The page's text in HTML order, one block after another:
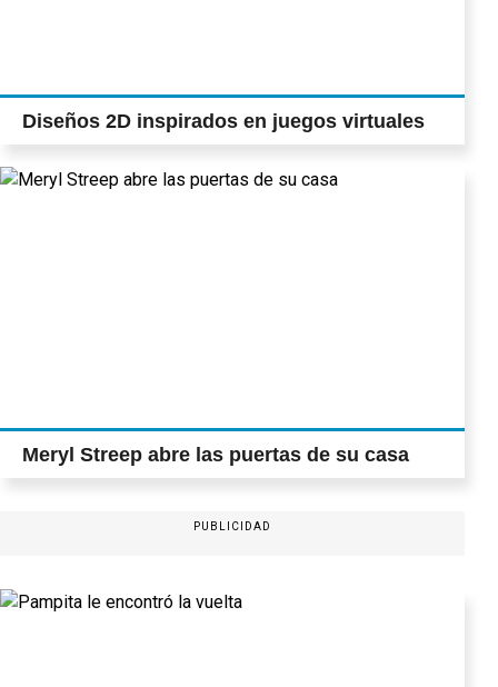
Diseños 2D inspirados en juegos virtuales
Meryl Streep abre las puertas de su casa
PUBLICIDAD